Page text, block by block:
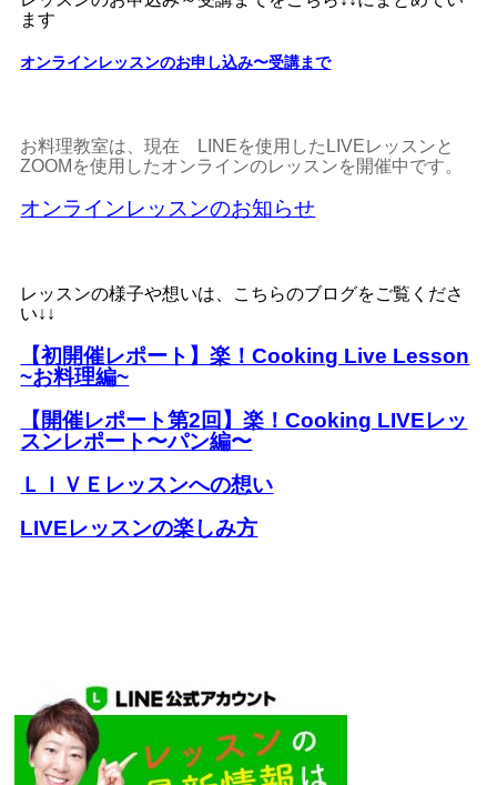
ます
オンラインレッスンのお申し込み〜受講まで
お料理教室は、現在 LINEを使用したLIVEレッスンと
ZOOMを使用したオンラインのレッスンを開催中です。
オンラインレッスンのお知らせ
レッスンの様子や想いは、こちらのブログをご覧くださ
い↓↓
【初開催レポート】楽！Cooking Live Lesson
~お料理編~
【開催レポート第2回】楽！Cooking LIVEレッ
スンレポート〜パン編〜
ＬＩＶＥレッスンへの想い
LIVEレッスンの楽しみ方